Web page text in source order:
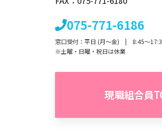
075-771-6186
窓口受付：平日 (月～金) | 8:45～
※土曜・日曜・祝日は休業
現職組合員